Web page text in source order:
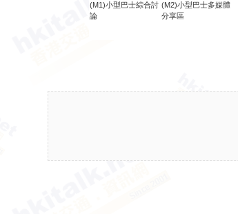
(M1)小型巴士綜合討
論
(M2)小型巴士多媒體
分享區